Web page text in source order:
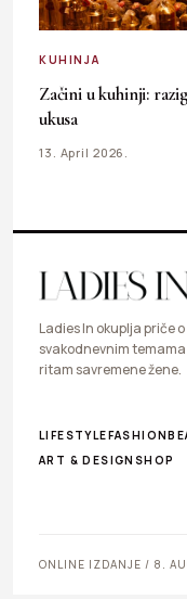
KUHINJA
Začini u kuhinji:
ukusa
13. April 2026.
Ladies In okuplja priče
svakodnevnim
ritam savremene žene.
LIFESTYLEFASHION
ART & DESIGN SHOP
ONLINE IZDANJE / 8.